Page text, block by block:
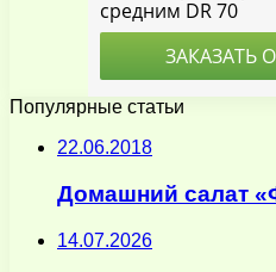
Популярные статьи
22.06.2018
Домашний салат
14.07.2026